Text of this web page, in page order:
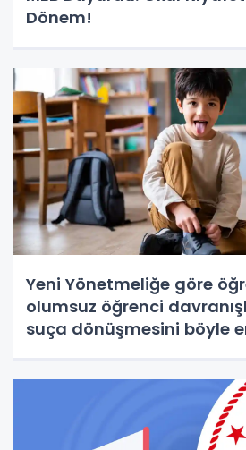
Dönem!
Yeni Yönetmeliğe göre
olumsuz öğrenci
suça dönüşmesini böyle